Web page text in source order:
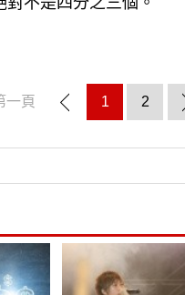
一頁 1 2